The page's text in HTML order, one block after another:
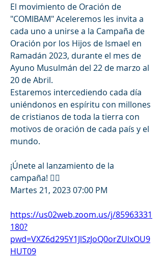
El movimiento de Oración de
"COMIBAM" Aceleremos les invita a
cada uno a unirse a la Campaña de
Oración por los Hijos de Ismael en
Ramadán 2023, durante el mes de
Ayuno Musulmán del 22 de marzo al
20 de Abril.
Estaremos intercediendo cada día
uniéndonos en espíritu con millones
de cristianos de toda la tierra con
motivos de oración de cada país y el
mundo.
¡Únete al lanzamiento de la
campaña! 👇🏾
Martes 21, 2023 07:00 PM
https://us02web.zoom.us/j/85963331
180?
pwd=VXZ6d295Y1JlSzJoQ0orZUlxOU9
HUT09